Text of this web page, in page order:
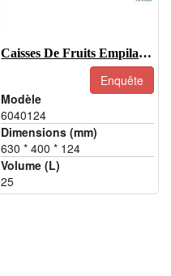
Caisses De Fruits Empilables
Enquête
Modèle
6040124
Dimensions (mm)
630 * 400 * 124
Volume (L)
25